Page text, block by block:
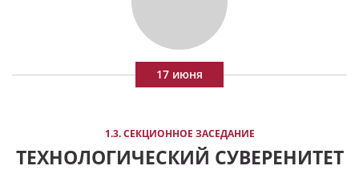
17 июня
1.3. СЕКЦИОННОЕ ЗАСЕДАНИЕ
ТЕХНОЛОГИЧЕСКИЙ СУВЕРЕНИТЕТ